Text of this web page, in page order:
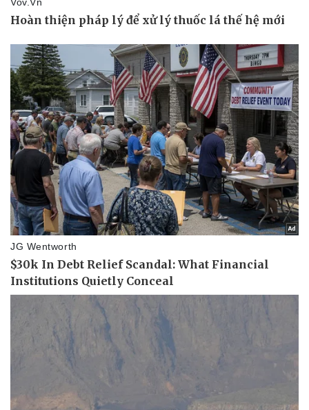
Văn hóa
Sân khấu - Điện ảnh
Văn học
Giải trí
Nghệ sĩ
Thời trang
Sao Việt